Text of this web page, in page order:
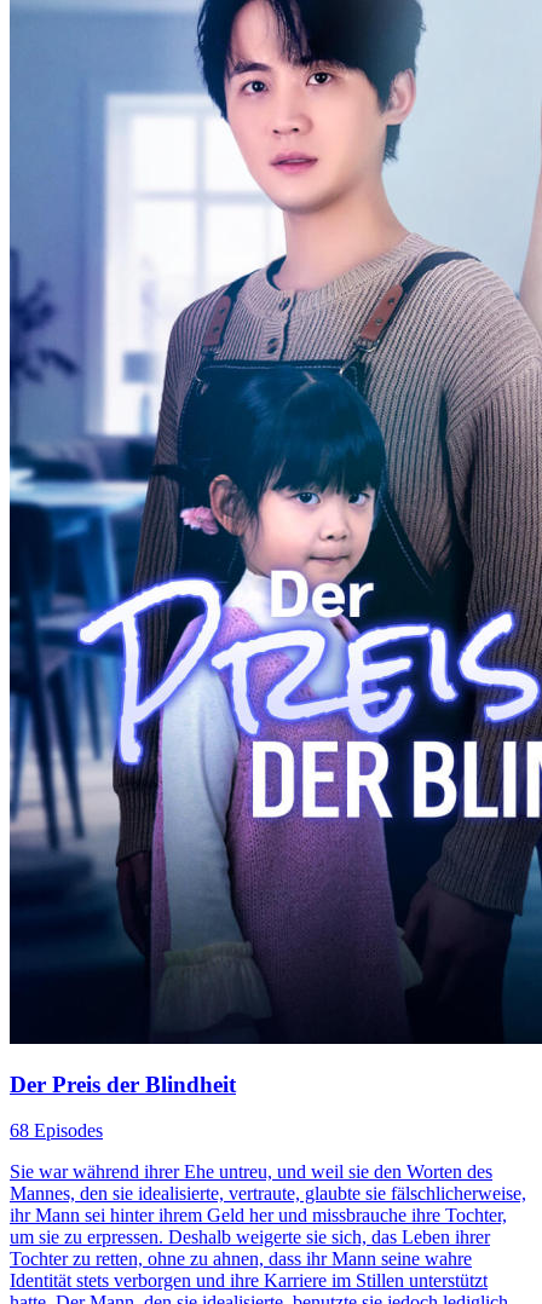
Der Preis der Blindheit
68 Episodes
Sie war während ihrer Ehe untreu, und weil sie den Worten des
Mannes, den sie idealisierte, vertraute, glaubte sie fälschlicherweise,
ihr Mann sei hinter ihrem Geld her und missbrauche ihre Tochter,
um sie zu erpressen. Deshalb weigerte sie sich, das Leben ihrer
Tochter zu retten, ohne zu ahnen, dass ihr Mann seine wahre
Identität stets verborgen und ihre Karriere im Stillen unterstützt